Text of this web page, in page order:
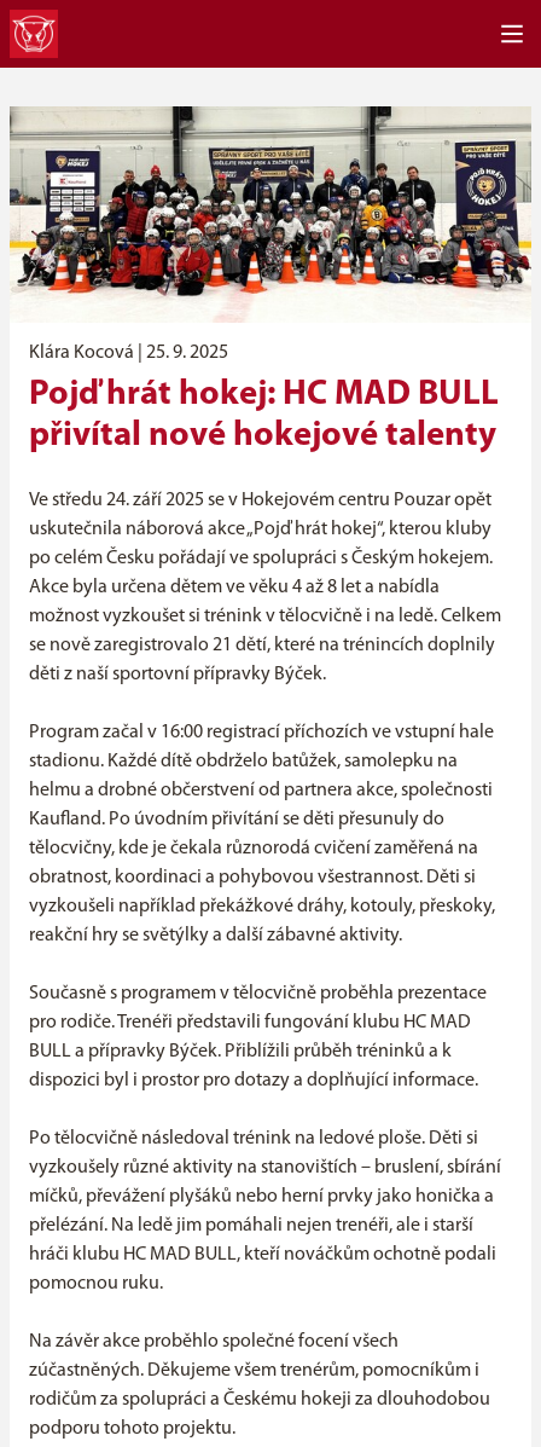
Klára Kocová | 25. 9. 2025
Pojď hrát hokej: HC MAD BULL
přivítal nové hokejové talenty
Ve středu 24. září 2025 se v Hokejovém centru Pouzar opět
uskutečnila náborová akce „Pojď hrát hokej“, kterou kluby
po celém Česku pořádají ve spolupráci s Českým hokejem.
Akce byla určena dětem ve věku 4 až 8 let a nabídla
možnost vyzkoušet si trénink v tělocvičně i na ledě. Celkem
se nově zaregistrovalo 21 dětí, které na trénincích doplnily
děti z naší sportovní přípravky Býček.
Program začal v 16:00 registrací příchozích ve vstupní hale
stadionu. Každé dítě obdrželo batůžek, samolepku na
helmu a drobné občerstvení od partnera akce, společnosti
Kaufland. Po úvodním přivítání se děti přesunuly do
tělocvičny, kde je čekala různorodá cvičení zaměřená na
obratnost, koordinaci a pohybovou všestrannost. Děti si
vyzkoušeli například překážkové dráhy, kotouly, přeskoky,
reakční hry se světýlky a další zábavné aktivity.
Současně s programem v tělocvičně proběhla prezentace
pro rodiče. Trenéři představili fungování klubu HC MAD
BULL a přípravky Býček. Přiblížili průběh tréninků a k
dispozici byl i prostor pro dotazy a doplňující informace.
Po tělocvičně následoval trénink na ledové ploše. Děti si
vyzkoušely různé aktivity na stanovištích – bruslení, sbírání
míčků, převážení plyšáků nebo herní prvky jako honička a
přelézání. Na ledě jim pomáhali nejen trenéři, ale i starší
hráči klubu HC MAD BULL, kteří nováčkům ochotně podali
pomocnou ruku.
Na závěr akce proběhlo společné focení všech
zúčastněných. Děkujeme všem trenérům, pomocníkům i
rodičům za spolupráci a Českému hokeji za dlouhodobou
podporu tohoto projektu.